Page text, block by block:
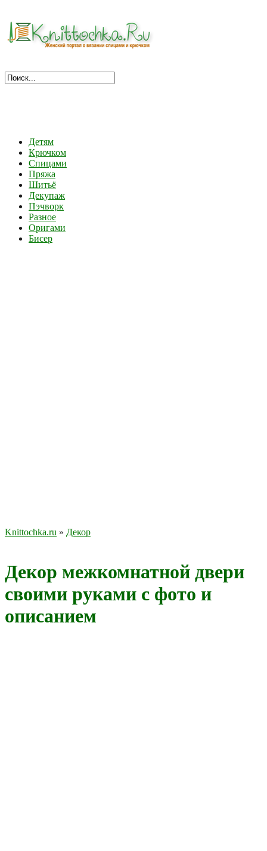
Детям
Крючком
Спицами
Пряжа
Шитьё
Декупаж
Пэчворк
Разное
Оригами
Бисер
Knittochka.ru » Декор
Декор межкомнатной двери
своими руками с фото и
описанием